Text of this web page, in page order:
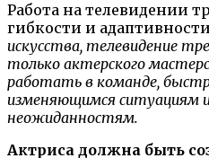
Работа на телевидении
гибкости и
искусства, телевидение
только актерского
работать в команде,
изменяющимся ситуациям
неожиданностям.
Актриса должна быть